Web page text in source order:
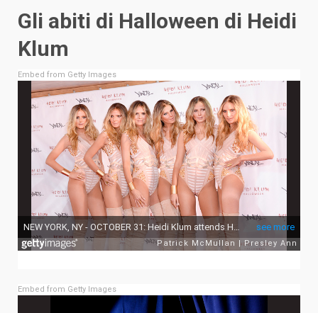
Gli abiti di Halloween di Heidi
Klum
Embed from Getty Images
Embed from Getty Images